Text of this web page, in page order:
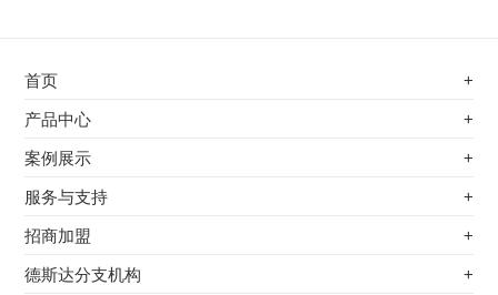
首页 +
不锈钢专用电磁加热器
电磁蒸汽发生器
电磁加热棒配件
产品中心 +
不锈钢专用电磁加热器
电磁蒸汽发生器
案例展示 +
最新案例
其他应用
服务与支持 +
服务覆盖网络
服务流程
招商加盟 +
前景分析
德斯达分支机构 +